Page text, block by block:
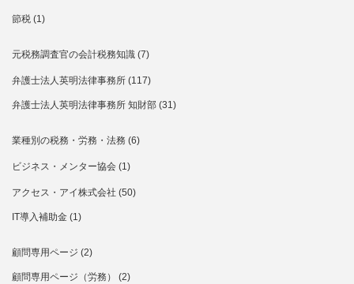
節税 (1)
元税務調査官の会計税務知識 (7)
弁護士法人英明法律事務所 (117)
弁護士法人英明法律事務所 知財部 (31)
業種別の税務・労務・法務 (6)
ビジネス・メンター協会 (1)
アクセス・アイ株式会社 (50)
IT導入補助金 (1)
顧問専用ページ (2)
顧問専用ページ（労務） (2)